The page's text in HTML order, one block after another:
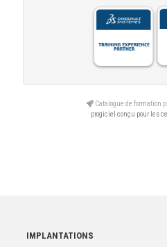
Catalogue de formation
progiciel conçu pour les
IMPLANTATIONS